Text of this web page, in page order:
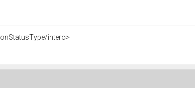
intero>